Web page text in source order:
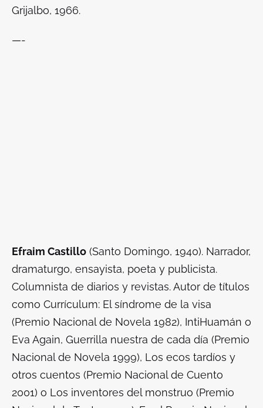
Grijalbo, 1966.
—-
Efraim Castillo (Santo Domingo, 1940). Narrador,
dramaturgo, ensayista, poeta y publicista.
Columnista de diarios y revistas. Autor de títulos
como Currículum: El síndrome de la visa
(Premio Nacional de Novela 1982), IntiHuamán o
Eva Again, Guerrilla nuestra de cada día (Premio
Nacional de Novela 1999), Los ecos tardíos y
otros cuentos (Premio Nacional de Cuento
2001) o Los inventores del monstruo (Premio